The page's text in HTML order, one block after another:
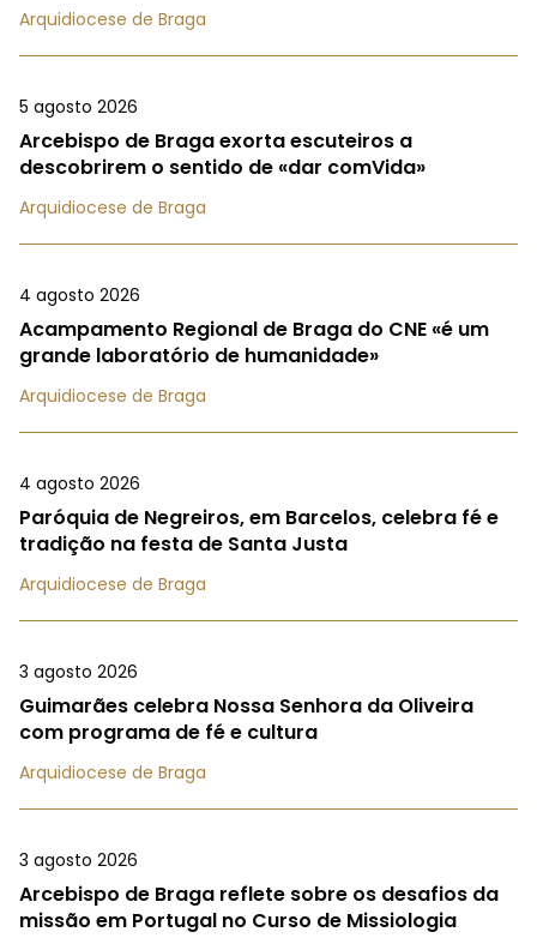
Arquidiocese de Braga
5 agosto 2026
Arcebispo de Braga exorta escuteiros a
descobrirem o sentido de «dar comVida»
Arquidiocese de Braga
4 agosto 2026
Acampamento Regional de Braga do CNE «é um
grande laboratório de humanidade»
Arquidiocese de Braga
4 agosto 2026
Paróquia de Negreiros, em Barcelos, celebra fé e
tradição na festa de Santa Justa
Arquidiocese de Braga
3 agosto 2026
Guimarães celebra Nossa Senhora da Oliveira
com programa de fé e cultura
Arquidiocese de Braga
3 agosto 2026
Arcebispo de Braga reflete sobre os desafios da
missão em Portugal no Curso de Missiologia